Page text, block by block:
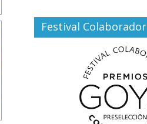
Festival Colaborador